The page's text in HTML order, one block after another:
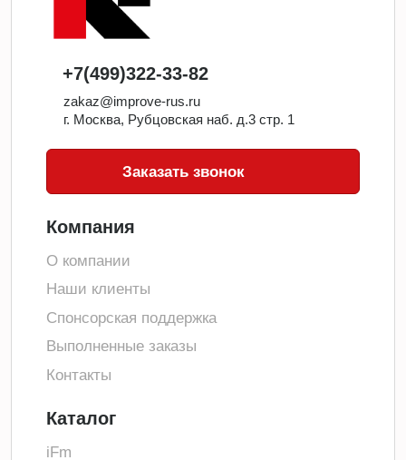
+7(499)322-33-82
zakaz@improve-rus.ru
г. Москва, Рубцовская наб. д.3 стр. 1
Заказать звонок
Компания
О компании
Наши клиенты
Спонсорская поддержка
Выполненные заказы
Контакты
Каталог
iFm